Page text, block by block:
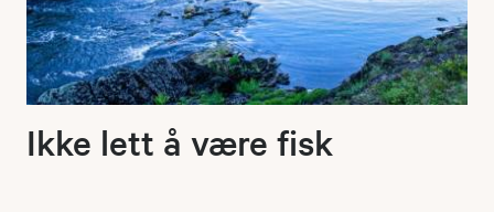
Ikke lett å være fisk